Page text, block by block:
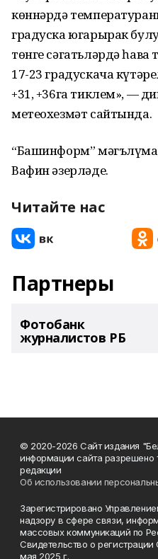
көннәрдә
градуска югарырак
төнге сәгатьләрдә
17-23 градускача
+31, +36га тиклем», —
метеохезмәт сайтында.
“Башинформ”
Вафин әзерләде.
Читайте нас
Партнеры
Фотобанк
журналистов РБ
© 2020-2026 Сайт издания
информации сайта разрешено
редакции
Об использовании
Зарегистрировано
надзору в сфере связи,
массовых коммуникаций по
Свидетельство о
мая 2025 г.